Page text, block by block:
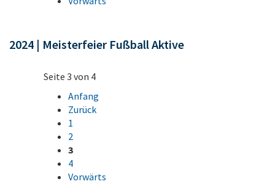
2024 | Meisterfeier Fußball Aktive
Seite 3 von 4
Anfang
Zurück
1
2
3
4
Vorwärts